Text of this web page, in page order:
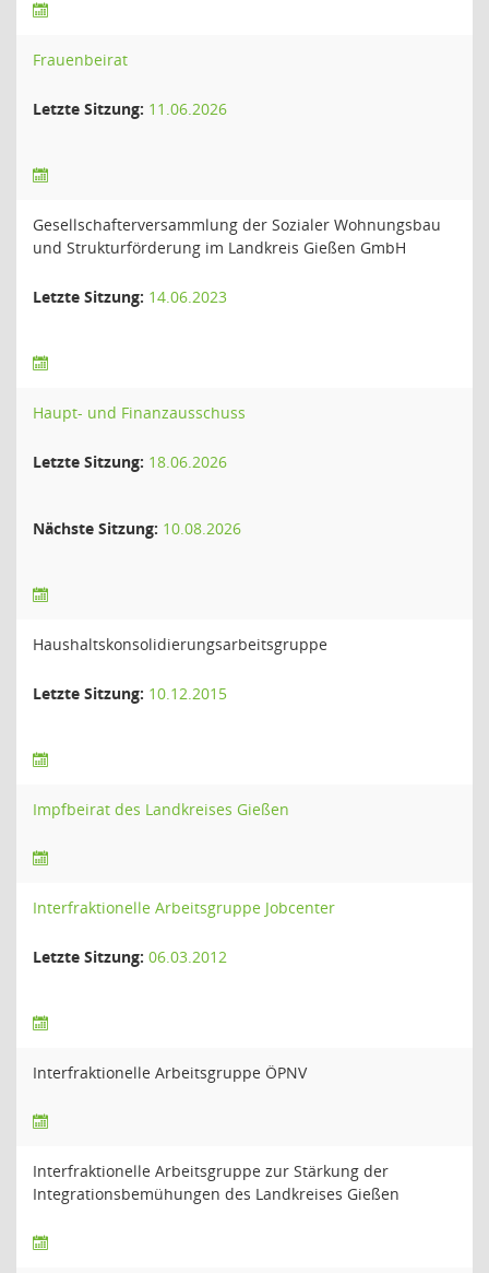
Frauenbeirat
Letzte Sitzung: 11.06.2026
Gesellschafterversammlung der Sozialer Wohnungsbau
und Strukturförderung im Landkreis Gießen GmbH
Letzte Sitzung: 14.06.2023
Haupt- und Finanzausschuss
Letzte Sitzung: 18.06.2026
Nächste Sitzung: 10.08.2026
Haushaltskonsolidierungsarbeitsgruppe
Letzte Sitzung: 10.12.2015
Impfbeirat des Landkreises Gießen
Interfraktionelle Arbeitsgruppe Jobcenter
Letzte Sitzung: 06.03.2012
Interfraktionelle Arbeitsgruppe ÖPNV
Interfraktionelle Arbeitsgruppe zur Stärkung der
Integrationsbemühungen des Landkreises Gießen